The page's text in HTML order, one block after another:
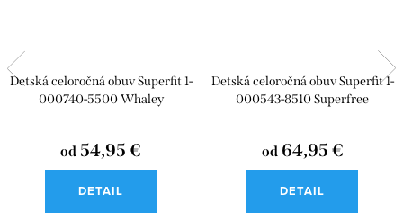
Detská celoročná obuv Superfit 1-
000740-5500 Whaley
od 54,95 €
DETAIL
Detská celoročná obuv Superfit 1-
000543-8510 Superfree
od 64,95 €
DETAIL